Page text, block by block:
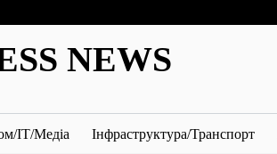
NEWS
ІТ/Медіа Інфраструктура/Транспорт